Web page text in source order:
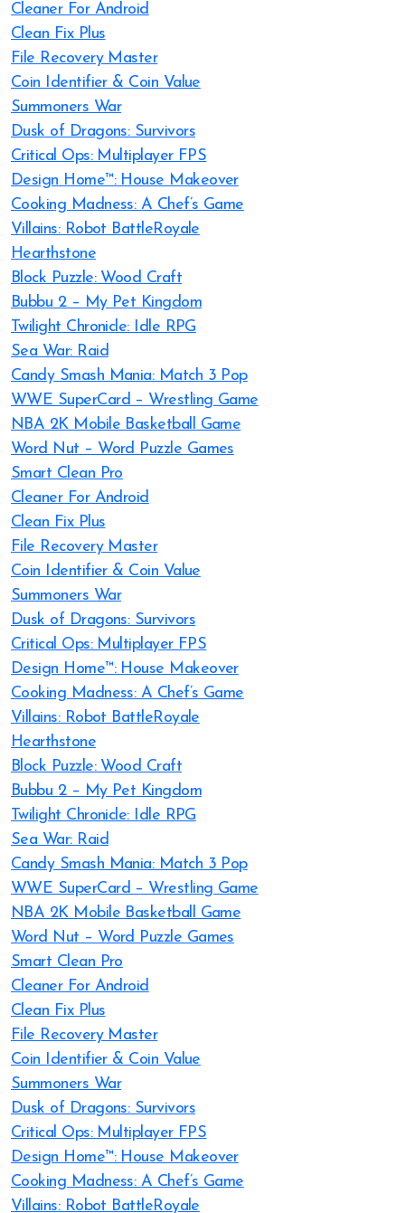
Cleaner For Android
Clean Fix Plus
File Recovery Master
Coin Identifier & Coin Value
Summoners War
Dusk of Dragons: Survivors
Critical Ops: Multiplayer FPS
Design Home™: House Makeover
Cooking Madness: A Chef’s Game
Villains: Robot BattleRoyale
Hearthstone
Block Puzzle: Wood Craft
Bubbu 2 – My Pet Kingdom
Twilight Chronicle: Idle RPG
Sea War: Raid
Candy Smash Mania: Match 3 Pop
WWE SuperCard – Wrestling Game
NBA 2K Mobile Basketball Game
Word Nut – Word Puzzle Games
Smart Clean Pro
Cleaner For Android
Clean Fix Plus
File Recovery Master
Coin Identifier & Coin Value
Summoners War
Dusk of Dragons: Survivors
Critical Ops: Multiplayer FPS
Design Home™: House Makeover
Cooking Madness: A Chef’s Game
Villains: Robot BattleRoyale
Hearthstone
Block Puzzle: Wood Craft
Bubbu 2 – My Pet Kingdom
Twilight Chronicle: Idle RPG
Sea War: Raid
Candy Smash Mania: Match 3 Pop
WWE SuperCard – Wrestling Game
NBA 2K Mobile Basketball Game
Word Nut – Word Puzzle Games
Smart Clean Pro
Cleaner For Android
Clean Fix Plus
File Recovery Master
Coin Identifier & Coin Value
Summoners War
Dusk of Dragons: Survivors
Critical Ops: Multiplayer FPS
Design Home™: House Makeover
Cooking Madness: A Chef’s Game
Villains: Robot BattleRoyale